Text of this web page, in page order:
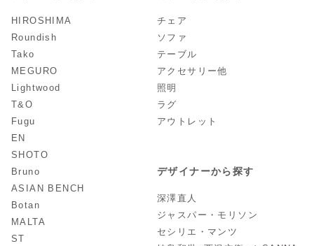
HIROSHIMA
Roundish
Tako
MEGURO
Lightwood
T&O
Fugu
EN
SHOTO
Bruno
ASIAN BENCH
Botan
MALTA
ST
チェア
ソファ
テーブル
アクセサリー他
照明
ラグ
アウトレット
デザイナーから探す
深澤直人
ジャスパー・モリソン
セシリエ・マンツ